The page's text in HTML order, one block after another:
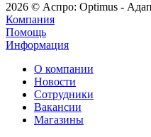
2026 © Аспро: Optimus -
Компания
Помощь
Информация
О компании
Новости
Сотрудники
Вакансии
Магазины